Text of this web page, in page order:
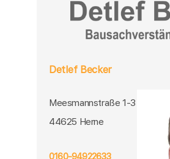
Detlef Becker
Meesmannstraße 1-3
44625 Herne